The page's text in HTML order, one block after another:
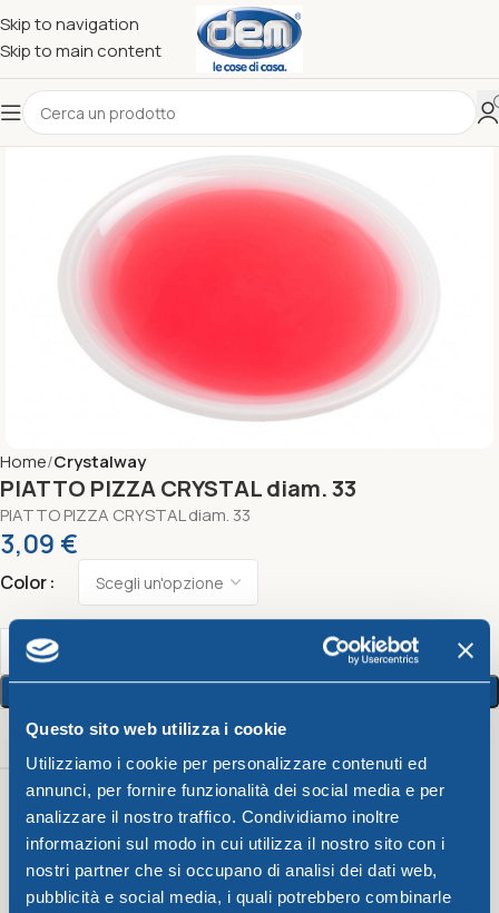
Questo sito web utilizza i cookie
Utilizziamo i cookie per personalizzare contenuti ed
annunci, per fornire funzionalità dei social media e per
analizzare il nostro traffico. Condividiamo inoltre
informazioni sul modo in cui utilizza il nostro sito con i
nostri partner che si occupano di analisi dei dati web,
pubblicità e social media, i quali potrebbero combinarle
Skip to navigation
Skip to main content
Home Crystalway
PIATTO PIZZA CRYSTAL diam. 33
PIATTO PIZZA CRYSTAL diam. 33
3,09 €
Color
Aggiungi Al Carrello
Color
Giallo,
Rosso
fragola,
Blu,
Turchese